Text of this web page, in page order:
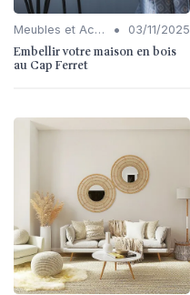
Meubles et Accessoires • 03/11/2025
Embellir votre maison en bois
au Cap Ferret